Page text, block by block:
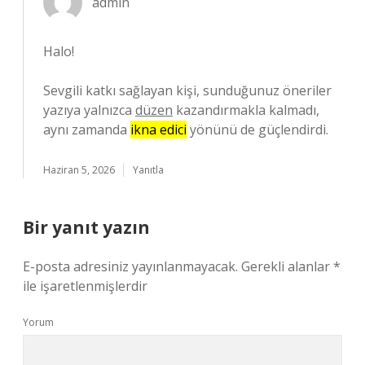
Halo!
Sevgili katkı sağlayan kişi, sunduğunuz öneriler
yazıya yalnızca düzen kazandırmakla kalmadı,
aynı zamanda ikna edici yönünü de güçlendirdi.
Haziran 5, 2026 Yanıtla
Bir yanıt yazın
E-posta adresiniz yayınlanmayacak. Gerekli alanlar*
ile işaretlenmişlerdir
Yorum